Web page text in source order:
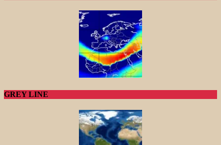
GREY LINE